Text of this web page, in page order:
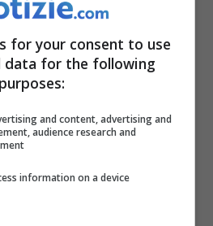
Manovra: i requisiti per
Quota 103, introdotta in
2023, poi confermata
e adesso
Non sono previste,
alcune variazioni,
for your consent to use
data for the following
purposes:
and content, advertising and
audience research and
information on a device